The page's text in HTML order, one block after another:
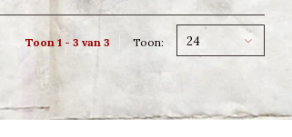
Toon 1 - 3 van 3 Toon: 24